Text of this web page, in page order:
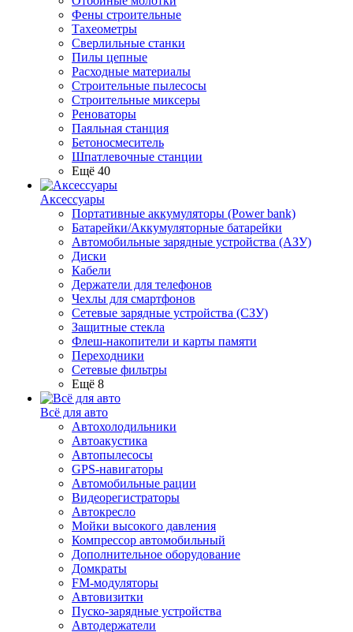
Фены строительные
Тахеометры
Сверлильные станки
Пилы цепные
Расходные материалы
Строительные пылесосы
Строительные миксеры
Реноваторы
Паяльная станция
Бетоносмеситель
Шпатлевочные станции
Ещё 40
Аксессуары
Портативные аккумуляторы (Power bank)
Батарейки/Аккумуляторные батарейки
Автомобильные зарядные устройства (АЗУ)
Диски
Кабели
Держатели для телефонов
Чехлы для смартфонов
Сетевые зарядные устройства (СЗУ)
Защитные стекла
Флеш-накопители и карты памяти
Переходники
Сетевые фильтры
Ещё 8
Всё для авто
Автохолодильники
Автоакустика
Автопылесосы
GPS-навигаторы
Автомобильные рации
Видеорегистраторы
Автокресло
Мойки высокого давления
Компрессор автомобильный
Дополнительное оборудование
Домкраты
FM-модуляторы
Автовизитки
Пуско-зарядные устройства
Автодержатели